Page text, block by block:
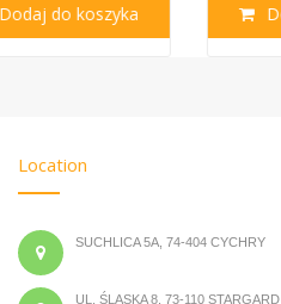
Dodaj do koszyka
Location
SUCHLICA 5A, 74-404 CYCHRY
UL. ŚLĄSKA 8, 73-110 STARGARD